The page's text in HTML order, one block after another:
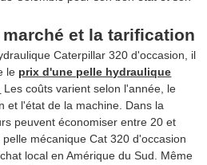
et la tarification
Caterpillar 320 d'occasion, il
le prix d'une pelle hydraulique
Les coûts varient selon l'année, le
et l'état de la machine. Dans la
peuvent économiser entre 20 et
mécanique Cat 320 d'occasion
local en Amérique du Sud. Même